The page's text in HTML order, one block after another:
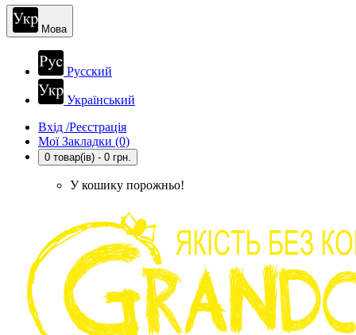
Мова
Русский
Український
Вхід /Реєстрація
Мої Закладки (0)
0 товар(ів) - 0 грн.
У кошику порожньо!